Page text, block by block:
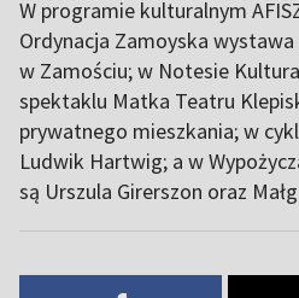
W programie kulturalnym
Ordynacja Zamoyska
w Zamościu; w Notesie
spektaklu Matka Teatru
prywatnego mieszkania; w
Ludwik Hartwig; a w
są Urszula Girerszon oraz